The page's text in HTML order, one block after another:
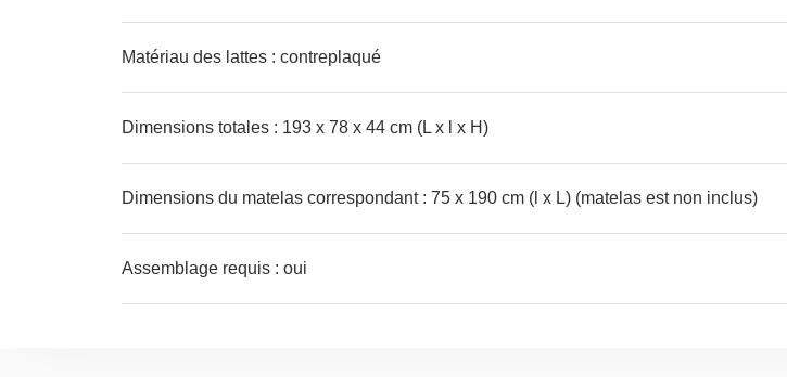
Matériau des lattes : contreplaqué
Dimensions totales : 193 x 78 x 44 cm (L x l x H)
Dimensions du matelas correspondant : 75 x 190 cm (l x L) (matelas est non inclus)
Assemblage requis : oui